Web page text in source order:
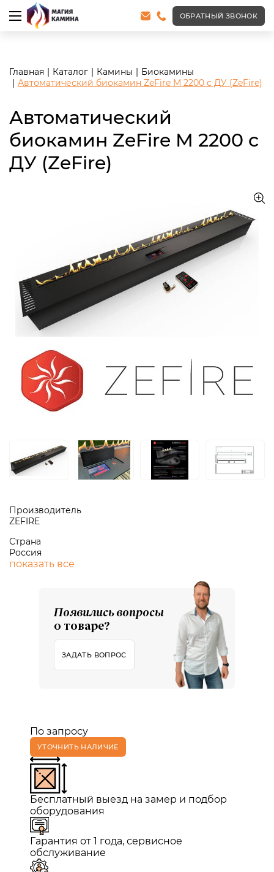
<meta name="robots" content="noindex, follow"/>
ОБРАТНЫЙ ЗВОНОК
Главная Каталог Камины
Биокамины
Автоматический биокамин ZeFire М 2200 с ДУ (ZeFire)
Автоматический
биокамин ZeFire М 2200 с
ДУ (ZeFire)
Производитель
ZEFIRE
Страна
Россия
показать все
Появились вопросы
о товаре?
ЗАДАТЬ ВОПРОС
По запросу
УТОЧНИТЬ НАЛИЧИЕ
Бесплатный выезд на замер и подбор
оборудования
Гарантия от 1 года, сервисное
обслуживание